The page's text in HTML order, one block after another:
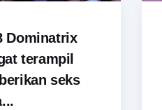
Dominatrix
terampil
seks